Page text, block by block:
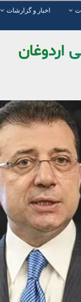
اخبار و گزارشات
اردوغان